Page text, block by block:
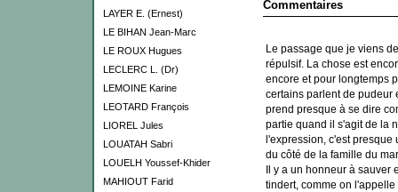
LAYER E. (Ernest)
LE BIHAN Jean-Marc
LE ROUX Hugues
LECLERC L. (Dr)
LEMOINE Karine
LEOTARD François
LIOREL Jules
LOUATAH Sabri
LOUELH Youssef-Khider
MAHIOUT Farid
Commentaires
Le passage que je viens
répulsif. La chose est
encore et pour longtemps
certains parlent de pudeur
prend presque à se dire
partie quand il s'agit de la
l'expression, c'est
du côté de la famille du
Il y a un honneur à
tindert, comme on